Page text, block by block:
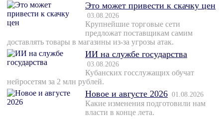
Это может привести к скачку цен
03.08.2026
Крупнейшие торговые сети
предложат поставщикам самим
доставлять товары в магазины из-за угрозы атак.
ИИ на службе государства
03.08.2026
Кубанских госслужащих обучат
нейросетям за 2 млн рублей.
Новое и августе 2026 01.08.2026
Какие изменения подготовили нам
власти в конце лета.